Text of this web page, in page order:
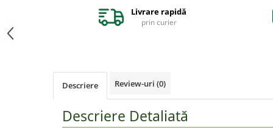
Picea
Livrare rapidă
prin curier
Descriere Review-uri (0)
Descriere Detaliată